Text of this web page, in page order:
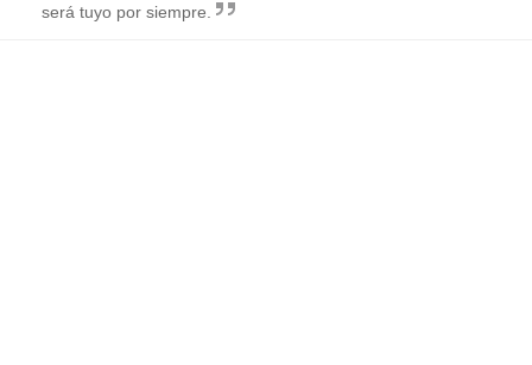
será tuyo por siempre.